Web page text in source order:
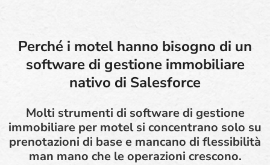
Perché i motel hanno bisogno di un
software di gestione immobiliare
nativo di Salesforce
Molti strumenti di software di gestione
immobiliare per motel si concentrano solo su
prenotazioni di base e mancano di flessibilità
man mano che le operazioni crescono.